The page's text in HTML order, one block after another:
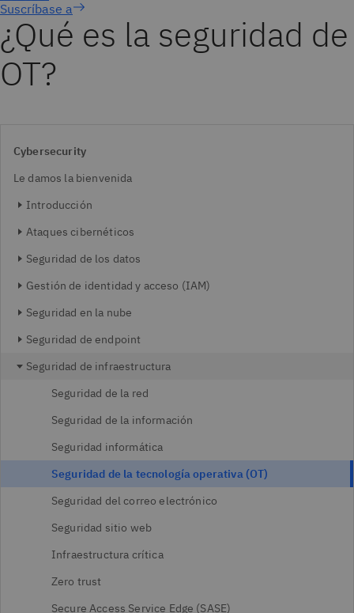
Suscríbase a
¿Qué es la seguridad de
OT?
Cybersecurity
Le damos la bienvenida
Introducción
Ataques cibernéticos
Seguridad de los datos
Gestión de identidad y acceso (IAM)
Seguridad en la nube
Seguridad de endpoint
Seguridad de infraestructura
Seguridad de la red
Seguridad de la información
Seguridad informática
Seguridad de la tecnología operativa (OT)
Seguridad del correo electrónico
Seguridad sitio web
Infraestructura crítica
Zero trust
Secure Access Service Edge (SASE)